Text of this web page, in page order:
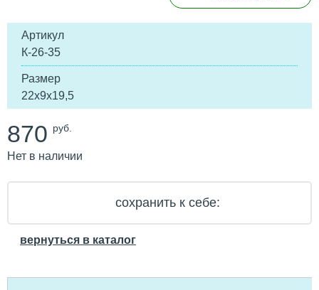
Артикул
К-26-35
Размер
22х9х19,5
870 руб.
Нет в наличии
сохранить к себе:
вернуться в каталог